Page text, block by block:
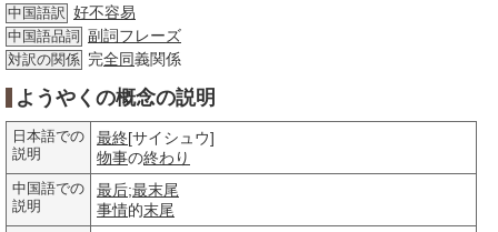
中国語訳 好不容易
中国語品詞 副詞フレーズ
対訳の関係 完全同義関係
ようやくの概念の説明
日本語での
説明
最終[サイシュウ]
物事の終わり
中国語での
説明
最后;最末尾
事情的末尾